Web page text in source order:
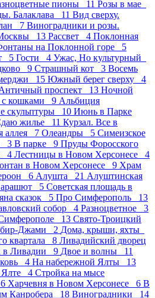
пионы 11 Розы в мае
Балаклава 11 Вид сверху.
7 Виноградники и розы.
13 Рассвет 4 Поклонная
на Поклонной горе 5
5 Гости 4 Ужас, Но культурный
9 Страшный кот 3 Восемь
15 Южный берег сверху 4
Античный проспект 13 Ночной
кошками 9 Альбиция
скульптуры 10 Июнь в Парке
жилье 11 Курзал. Все в
аллея 7 Олеандры 5 Симеизское
3 В парке 9 Пруды Форосского
4 Лестницы в Новом Херсонесе 4
в Новом Херсонесе 9 Храм
6 Алушта 21 Алуштинская
5 Советская площадь в
сказок 5 Про Симферополь 13
собор 4 Разноцветное 3
13 Свято-Троицкий
Джами 2 Дома, крыши, яхты
квартала 8 Ливадийский дворец
в Ливадии 9 Двое и волны 11
4 На набережной Ялты 13
Ялте 4 Стройка на мысе
Харчевня в Новом Херсонесе 6 В
Канробера 18 Виноградники 14